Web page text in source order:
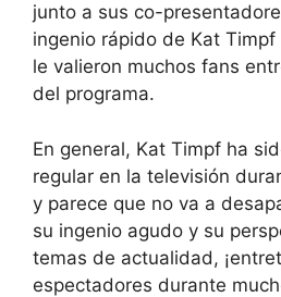
junto a sus co-
ingenio rápido de Kat
le valieron muchos fans
del programa.
En general, Kat Timpf ha
regular en la televisión
y parece que no va a
su ingenio agudo y su
temas de actualidad,
espectadores durante